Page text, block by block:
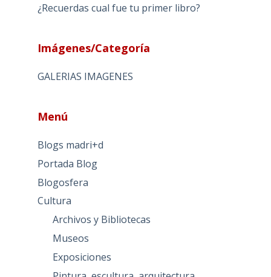
¿Recuerdas cual fue tu primer libro?
Imágenes/Categoría
GALERIAS IMAGENES
Menú
Blogs madri+d
Portada Blog
Blogosfera
Cultura
Archivos y Bibliotecas
Museos
Exposiciones